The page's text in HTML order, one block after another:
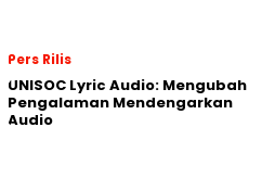
Pers Rilis
UNISOC Lyric Audio: Mengubah
Pengalaman Mendengarkan
Audio